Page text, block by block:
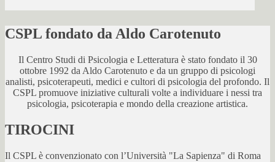
CSPL fondato da Aldo Carotenuto
Il Centro Studi di Psicologia e Letteratura è stato fondato il 30
ottobre 1992 da Aldo Carotenuto e da un gruppo di psicologi
analisti, psicoterapeuti, medici e cultori di psicologia del profondo. Il
CSPL promuove iniziative culturali volte a individuare i nessi tra
psicologia, psicoterapia e mondo della creazione artistica.
TIROCINI
Il CSPL è convenzionato con l’Università "La Sapienza" di Roma